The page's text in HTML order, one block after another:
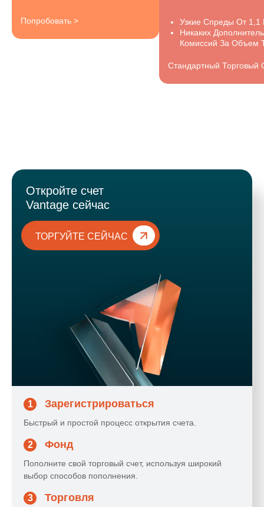
Попробовать >
Узкие Спреды От 1,1
Никаких
Комиссий За Объем
Стандартный Торговый
Откройте счет
Vantage сейчас
ТОРГУЙТЕ СЕЙЧАС
1 Зарегистрироваться
Быстрый и простой процесс открытия счета.
2 Фонд
Пополните свой торговый счет, используя широкий
выбор способов пополнения.
3 Торговля